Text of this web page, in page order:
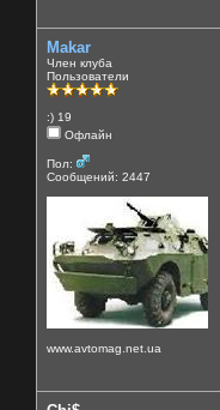
Makar
Член клуба
Пользователи
:) 19
Офлайн
Пол:
Сообщений: 2447
www.avtomag.net.ua